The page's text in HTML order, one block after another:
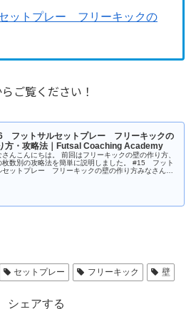
ットプレー フリーキックの
ご覧ください！
フットサルセットプレー フリーキックの
方・攻略法｜Futsal Coaching Academy
さんこんにちは。 前回はフリーキックの壁の作り方、
枚数別の攻略法を簡単に説明しました。 #15 フット
セットプレー フリーキックの壁の作り方みなさんこ
セットプレー フリーキック 壁
シェアする